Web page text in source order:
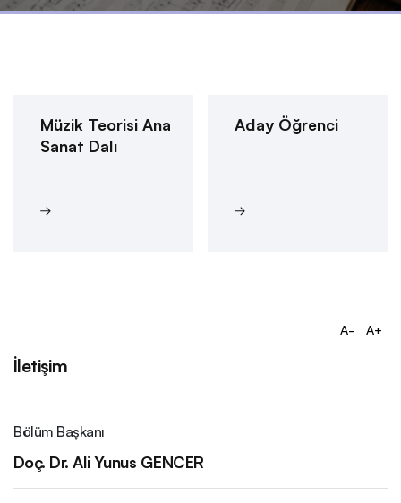
Müzik Teorisi Ana
Sanat Dalı
Aday Öğrenci
A- A+
İletişim
Bölüm Başkanı
Doç. Dr. Ali Yunus GENCER